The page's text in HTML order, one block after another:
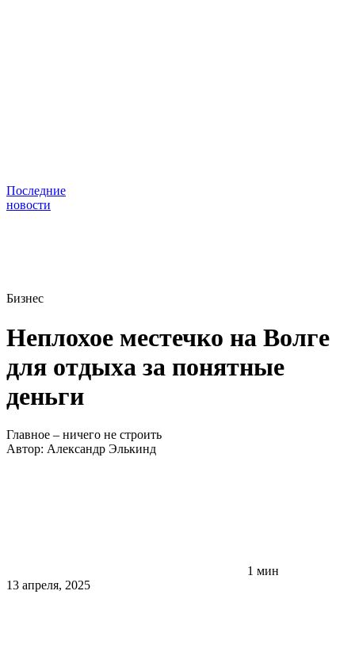
Последние
новости
Бизнес
Неплохое местечко на Волге
для отдыха за понятные
деньги
Главное – ничего не строить
Автор: Александр Элькинд
1 мин
13 апреля, 2025